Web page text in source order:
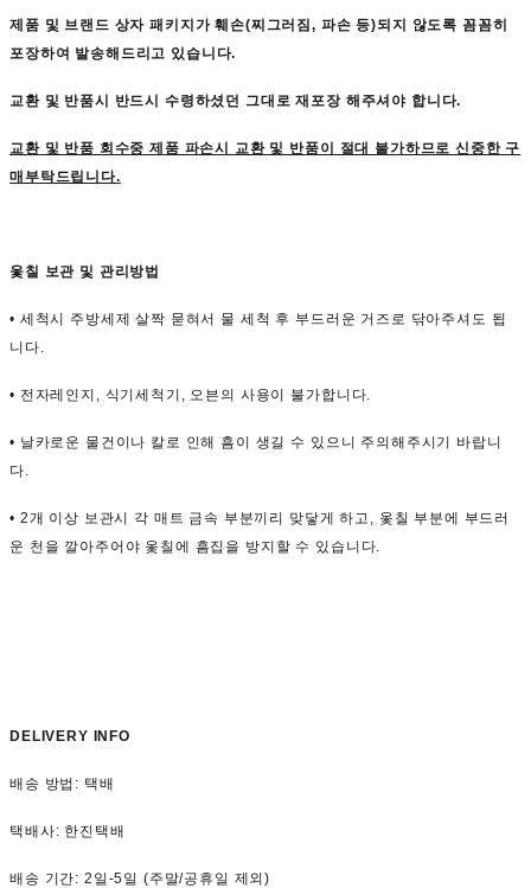
제품 및 브랜드 상자 패키지가 훼손(찌그러짐, 파손 등)되지 않도록 꼼꼼히
포장하여 발송해드리고 있습니다.
교환 및 반품시 반드시 수령하셨던 그대로 재포장해주셔야 합니다.
교환 및 반품 회수중 제품 파손시 교환 및 반품이 절대 불가하므로 신중한 구
매부탁드립니다.
옻칠 보관 및 관리방법
• 세척시 주방세제 살짝 묻혀서 물 세척 후 부드러운 거즈로 닦아주셔도 됩
니다.
• 전자레인지, 식기세척기, 오븐의 사용이 불가합니다.
• 날카로운 물건이나 칼로 인해 흠이 생길 수 있으니 주의해주시기 바랍니
다.
• 2개 이상 보관시 각 매트 금속 부분끼리 맞닿게 하고, 옻칠 부분에 부드러
운 천을 깔아주어야 옻칠에 흠집을 방지할 수 있습니다.
DELIVERY INFO
배송 방법: 택배
택배사: 한진택배
배송 기간: 2일-5일 (주말/공휴일 제외)